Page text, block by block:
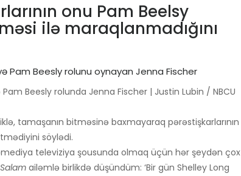
onu Pam Beelsy
ilə maraqlanmadığını
Beesly rolunda Jenna Fischer | Justin Lubin / NBCU
tamaşanın bitməsinə baxmayaraq pərəstişkarlarının
söylədi.
televiziya şousunda olmaq üçün hər şeydən çox
Salam ailəmlə birlikdə düşündüm: ‘Bir gün Shelley Long